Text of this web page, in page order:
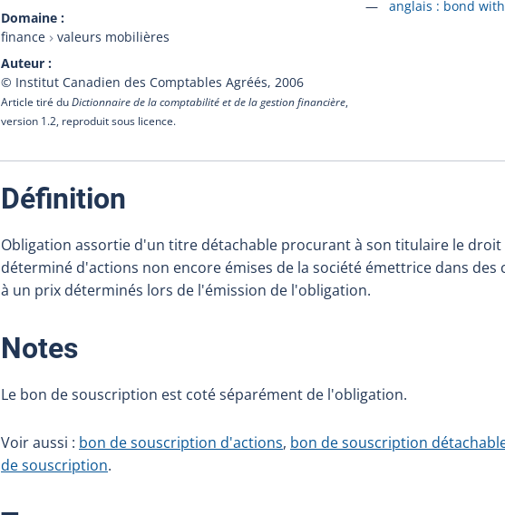
Domaine
finance
valeurs mobilières
Auteur
© Institut Canadien des Comptables Agréés, 2006
Article tiré duDictionnaire de la comptabilité et de la gestion financière,
version 1.2, reproduit sous licence.
Accéder à la fiche
anglais : bond
Définition
Obligation assortie d'un titre détachable procurant à son titulaire le
déterminé d'actions non encore émises de la société émettrice dans des
à un prix déterminés lors de l'émission de l'obligation.
Notes:
Le bon de souscription est coté séparément de l'obligation.
Voir aussi : bon de souscription d'actions, bon de souscription
de souscription.